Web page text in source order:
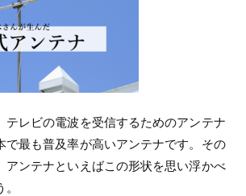
テレビの電波を受信するためのアンテナ
で最も普及率が高いアンテナです。その
アンテナといえばこの形状を思い浮かべ